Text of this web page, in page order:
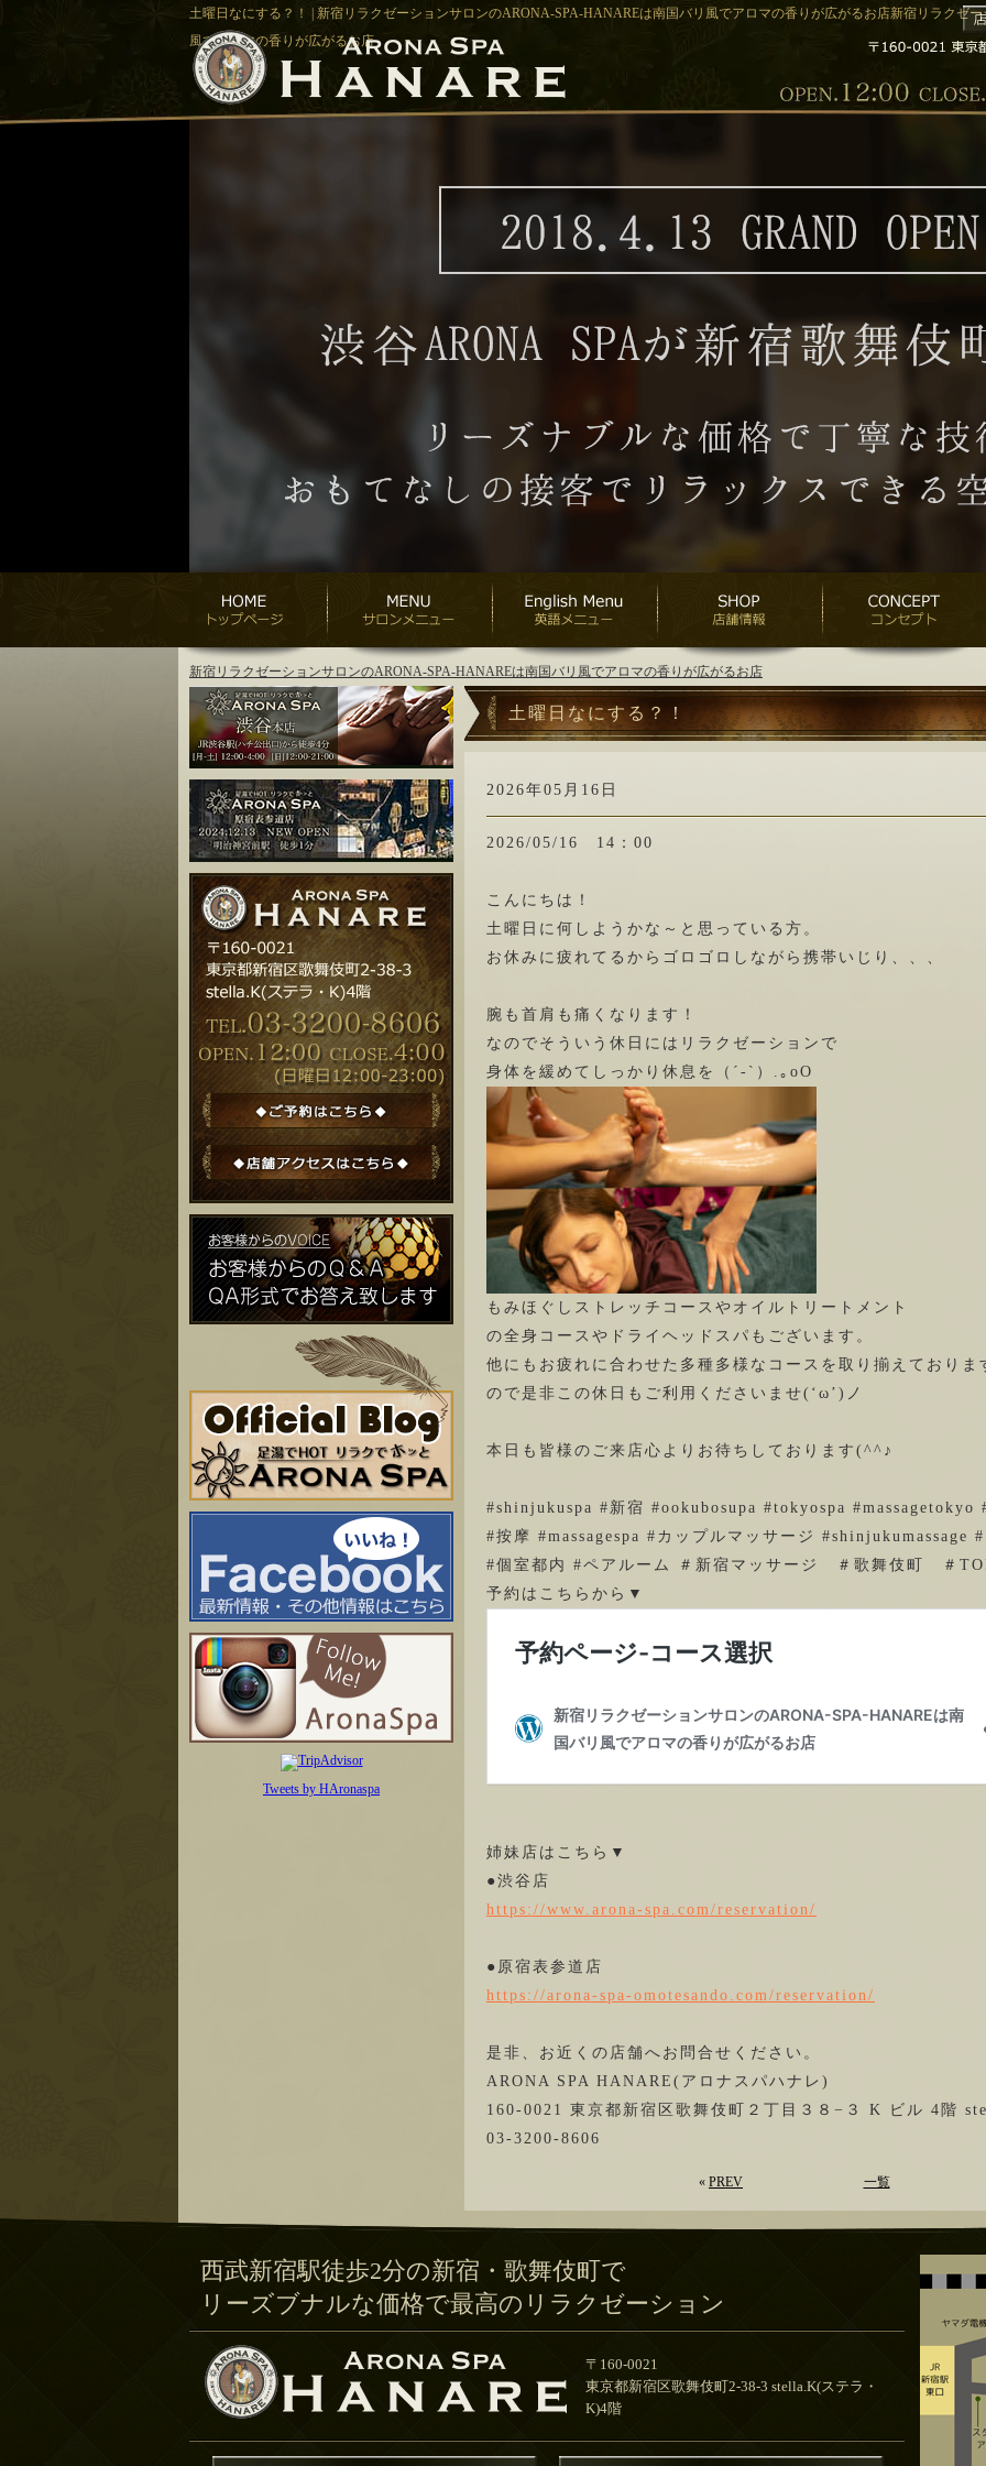
土曜日なにする？！ | 新宿リラクゼーションサロンのARONA-SPA-HANAREは南国バリ風でアロマの香りが広がるお店新宿リラクゼ
風でアロマの香りが広がるお店
新宿リラクゼーションサロンのARONA-SPA-HANAREは南国バリ風でアロマの香りが広がるお店
土曜日なにする？！
2026年05月16日
2026/05/16 14：00
こんにちは！
土曜日に何しようかな～と思っている方。
お休みに疲れてるからゴロゴロしながら携帯いじり、、、
腕も首肩も痛くなります！
なのでそういう休日にはリラクゼーションで
身体を緩めてしっかり休息を（´-`）.｡oO
もみほぐしストレッチコースやオイルトリートメント
の全身コースやドライヘッドスパもございます。
他にもお疲れに合わせた多種多様なコースを取り揃えておりま
ので是非この休日もご利用くださいませ(‘ω’)ノ
本日も皆様のご来店心よりお待ちしております(^^♪
#shinjukuspa #新宿 #ookubosupa #tokyospa
#按摩 #massagespa #カップルマッサージ #shinjukumassage
#個室都内 #ペアルーム ＃新宿マッサージ ＃歌舞伎町 ＃
予約はこちらから▼
姉妹店はこちら▼
●渋谷店
https://www.arona-spa.com/reservation/
●原宿表参道店
https://arona-spa-omotesando.com/reservation/
是非、お近くの店舗へお問合せください。
ARONA SPA HANARE(アロナスパハナレ)
160-0021 東京都新宿区歌舞伎町２丁目３８−３ K ビル 4階
03-3200-8606
« PREV 一覧
Tweets by HAronaspa
西武新宿駅徒歩2分の新宿・歌舞伎町で
リーズブナルな価格で最高のリラクゼーション
〒160-0021
東京都新宿区歌舞伎町2-38-3 stella.K(ステラ・
K)4階